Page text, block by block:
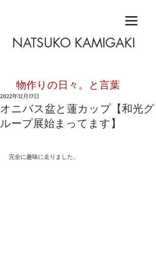
NATSUKO KAMIGAKI
​物作りの日々。と言葉
オニバス盆と蓮カップ【和光グ
ループ展始まってます】
2022年12月17日
完全に趣味に走りました。